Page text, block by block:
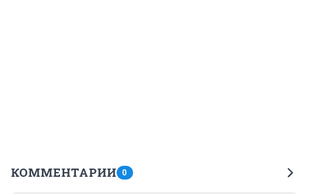
КОММЕНТАРИИ 0